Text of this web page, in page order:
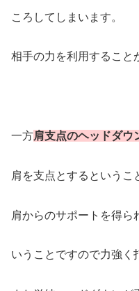
ころしてしまいます。
相手の力を利用すること
一方肩支点のヘッドダウ
肩を支点とするというこ
肩からのサポートを得ら
いうことですので力強く